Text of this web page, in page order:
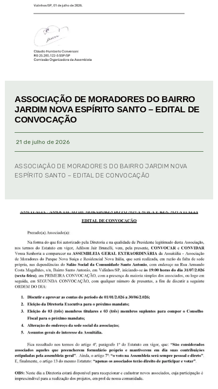
ASSOCIAÇÃO DE MORADORES DO BAIRRO
JARDIM NOVA ESPÍRITO SANTO – EDITAL DE
CONVOCAÇÃO
21 de julho de 2026
ASSOCIAÇÃO DE MORADORES DO BAIRRO JARDIM NOVA
ESPÍRITO SANTO – EDITAL DE CONVOCAÇÃO